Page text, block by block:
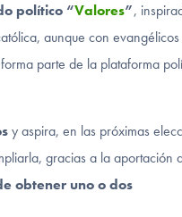
político “Valores”,
aunque con evangélicos
parte de la plataforma
y aspira, en las próximas
gracias a la aportación
obtener uno o dos